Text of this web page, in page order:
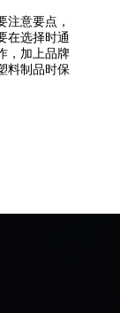
注意要点，
在选择时通
，加上品牌
料制品时保